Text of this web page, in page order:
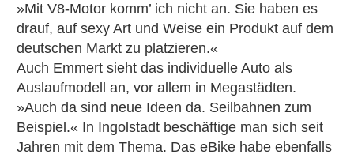
»Mit V8-Motor komm’ ich nicht an. Sie haben es
drauf, auf sexy Art und Weise ein Produkt auf dem
deutschen Markt zu platzieren.«
Auch Emmert sieht das individuelle Auto als
Auslaufmodell an, vor allem in Megastädten.
»Auch da sind neue Ideen da. Seilbahnen zum
Beispiel.« In Ingolstadt beschäftige man sich seit
Jahren mit dem Thema. Das eBike habe ebenfalls